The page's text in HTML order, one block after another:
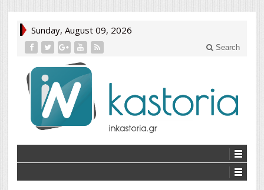
Sunday, August 09, 2026
Search